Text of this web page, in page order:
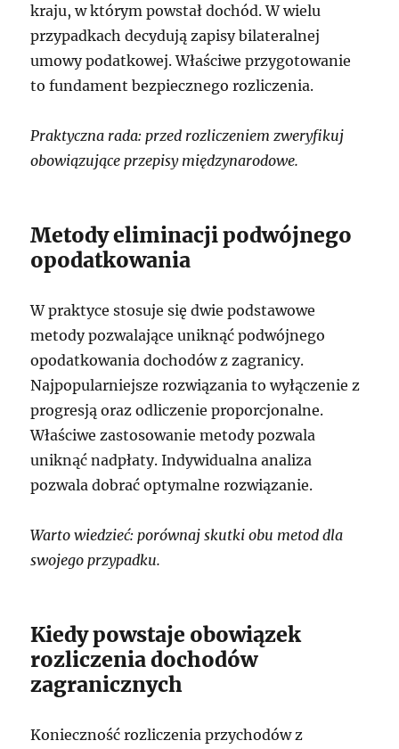
kraju, w którym powstał dochód. W wielu
przypadkach decydują zapisy bilateralnej
umowy podatkowej. Właściwe przygotowanie
to fundament bezpiecznego rozliczenia.
Praktyczna rada: przed rozliczeniem zweryfikuj
obowiązujące przepisy międzynarodowe.
Metody eliminacji podwójnego
opodatkowania
W praktyce stosuje się dwie podstawowe
metody pozwalające uniknąć podwójnego
opodatkowania dochodów z zagranicy.
Najpopularniejsze rozwiązania to wyłączenie z
progresją oraz odliczenie proporcjonalne.
Właściwe zastosowanie metody pozwala
uniknąć nadpłaty. Indywidualna analiza
pozwala dobrać optymalne rozwiązanie.
Warto wiedzieć: porównaj skutki obu metod dla
swojego przypadku.
Kiedy powstaje obowiązek
rozliczenia dochodów
zagranicznych
Konieczność rozliczenia przychodów z